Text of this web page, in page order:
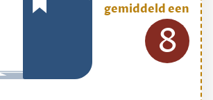
gemiddeld een
8